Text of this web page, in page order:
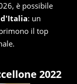
è possibile
: un
il top
2022